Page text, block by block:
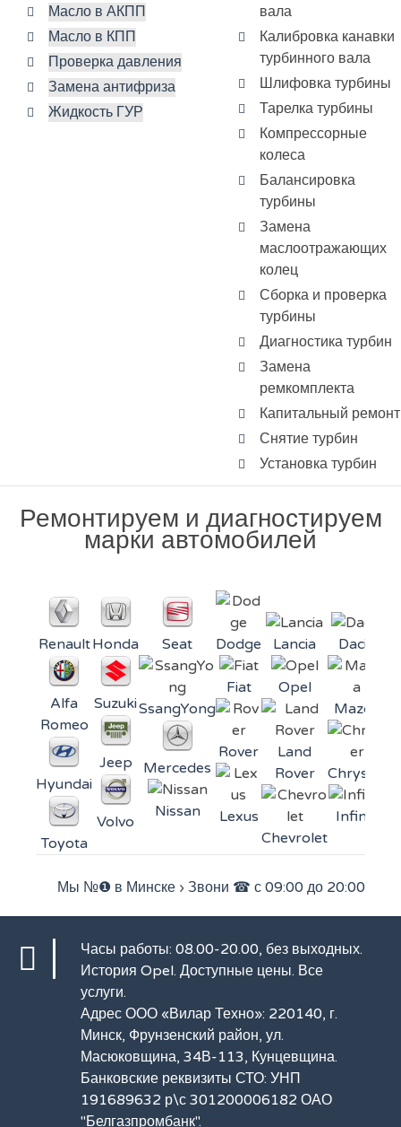
Масло в АКПП
Масло в КПП
Проверка давления
Замена антифриза
Жидкость ГУР
вала
Калибровка канавки
турбинного вала
Шлифовка турбины
Тарелка турбины
Компрессорные
колеса
Балансировка
турбины
Замена
маслоотражающих
колец
Сборка и проверка
турбины
Диагностика турбин
Замена
ремкомплекта
Капитальный ремонт
Снятие турбин
Установка турбин
Ремонтируем и диагностируем
марки автомобилей
Renault
Alfa
Romeo
Hyundai
Toyota
Honda
Suzuki
Jeep
Volvo
Seat
SsangYong
Mercedes
Nissan
Dodge
Fiat
Rover
Lexus
Lancia
Opel
Land
Rover
Chevrolet
Dacia
Mazda
Chrysler
Infiniti
Мы №❶ в Минске › Звони ☎ с 09:00 до 20:00
Часы работы: 08.00-20.00, без выходных.
История Opel. Доступные цены. Все
услуги.
Адрес ООО «Вилар Техно»: 220140, г.
Минск, Фрунзенский район, ул.
Масюковщина, 34В-113, Кунцевщина.
Банковские реквизиты СТО: УНП
191689632 р\с 301200006182 ОАО
"Белгазпромбанк".